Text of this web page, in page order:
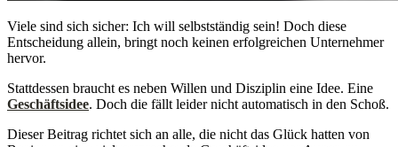
Viele sind sich sicher: Ich will selbstständig sein! Doch diese
Entscheidung allein, bringt noch keinen erfolgreichen Unternehmer
hervor.
Stattdessen braucht es neben Willen und Disziplin eine Idee. Eine
Geschäftsidee. Doch die fällt leider nicht automatisch in den Schoß.
Dieser Beitrag richtet sich an alle, die nicht das Glück hatten von